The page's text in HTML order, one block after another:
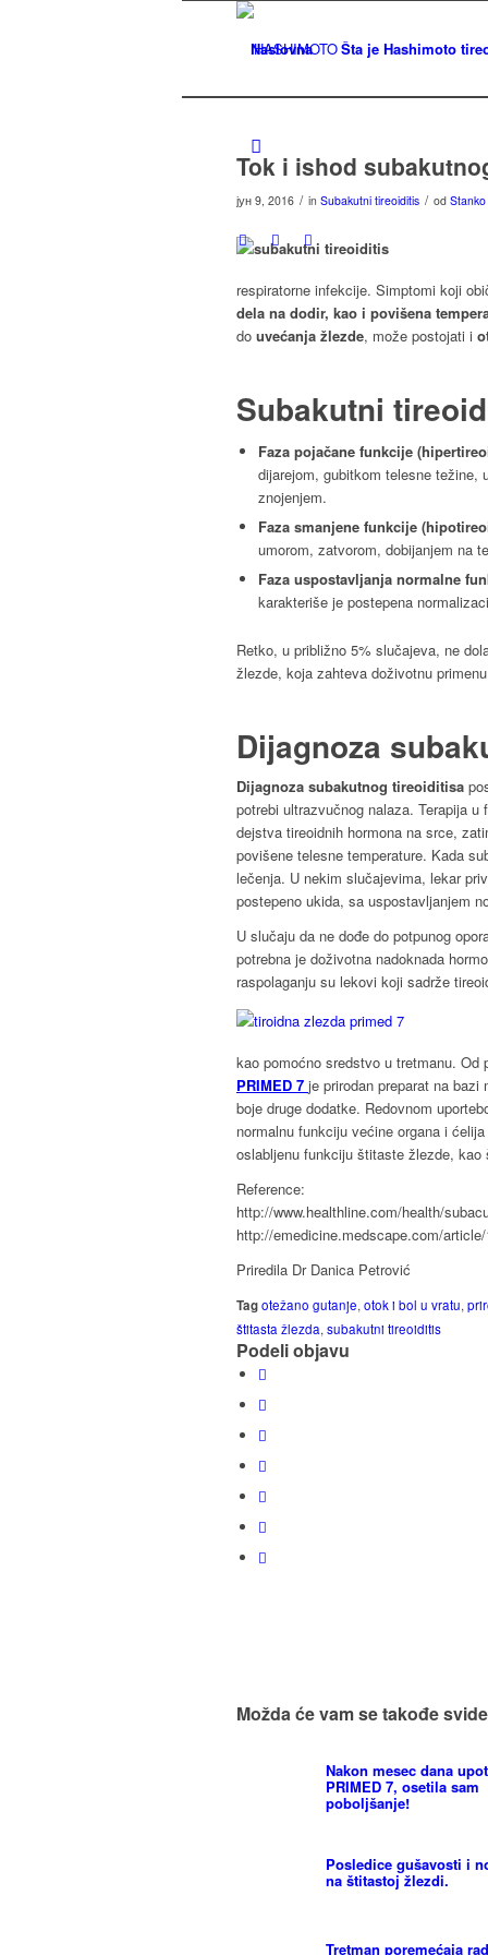
Naslovna Šta je Hashimoto
Tok i ishod
јун 9, 2016 / in Subakutni tireoiditis / od
respiratorne infekcije. Simptomi koji
dela na dodir, kao i povišena
do uvećanja žlezde, može postojati i
Subakutni
Faza pojačane funkcije
dijarejom, gubitkom telesne težine,
znojenjem.
Faza smanjene funkcije
umorom, zatvorom, dobijanjem na
Faza uspostavljanja normalne
karakteriše je postepena
Retko, u približno 5% slučajeva, ne
žlezde, koja zahteva doživotnu
Dijagnoza
Dijagnoza subakutnog tireoiditisa
potrebi ultrazvučnog nalaza. Terapija
dejstva tireoidnih hormona na srce,
povišene telesne temperature. Kada
lečenja. U nekim slučajevima, lekar
postepeno ukida, sa uspostavljanjem
U slučaju da ne dođe do potpunog
potrebna je doživotna nadoknada
raspolaganju su lekovi koji sadrže
kao pomoćno sredstvo u tretmanu. Od
PRIMED 7 je prirodan preparat na
boje druge dodatke. Redovnom
normalnu funkciju većine organa i
oslabljenu funkciju štitaste žlezde,
Reference:
http://www.healthline.com/health/
http://emedicine.medscape.com/
Priredila Dr Danica Petrović
Tagotežano gutanje,otok i bol u vratu,
štitasta žlezda,subakutni tireoiditis
Podeli objavu
Možda će vam se takođe
Nakon mesec dana
PRIMED 7, osetila sam
poboljšanje!
Posledice gušavosti i
na štitastoj žlezdi.
Tretman poremećaja